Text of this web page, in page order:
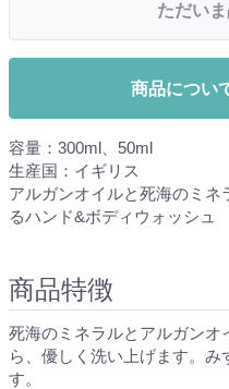
ただい
商品につい
容量：300ml、50ml
生産国：イギリス
アルガンオイルと死海のミ
るハンド&ボディウォッシュ
商品特徴
死海のミネラルとアルガン
ら、優しく洗い上げます。み
す。